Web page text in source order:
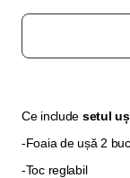
Ce include setul
-Foaia de ușă 2
-Toc reglabil